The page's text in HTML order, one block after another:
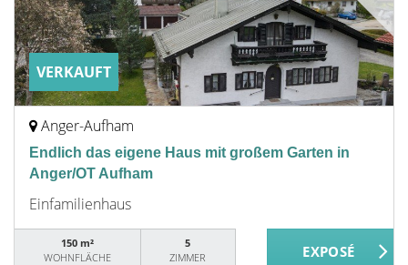
VERKAUFT
Anger-Aufham
Endlich das eigene Haus mit großem Garten in
Anger/OT Aufham
Einfamilienhaus
150 m²
WOHNFLÄCHE
5
ZIMMER